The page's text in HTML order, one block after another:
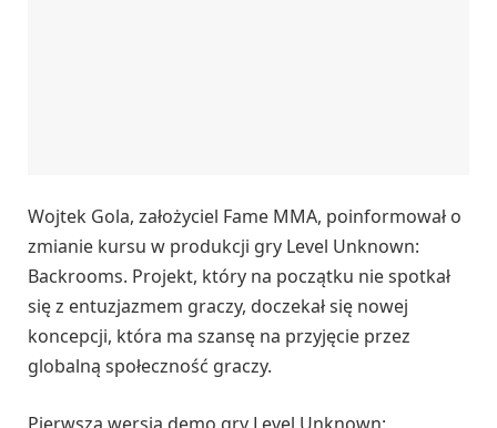
Wojtek Gola, założyciel Fame MMA, poinformował o
zmianie kursu w produkcji gry Level Unknown:
Backrooms. Projekt, który na początku nie spotkał
się z entuzjazmem graczy, doczekał się nowej
koncepcji, która ma szansę na przyjęcie przez
globalną społeczność graczy.